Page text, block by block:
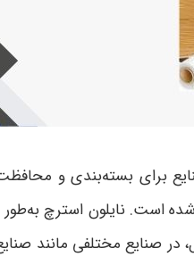
برای بسته‌بندی و
است. نایلون استرچ
صنایع مختلفی مانند